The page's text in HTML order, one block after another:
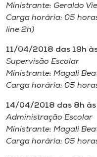
Ministrante: Geraldo
Carga horária: 05
line 2h)
11/04/2018 das 19h
Supervisão Escolar
Ministrante: Magali
Carga horária: 05
14/04/2018 das 8h às
Administração Escolar
Ministrante: Magali
Carga horária: 05